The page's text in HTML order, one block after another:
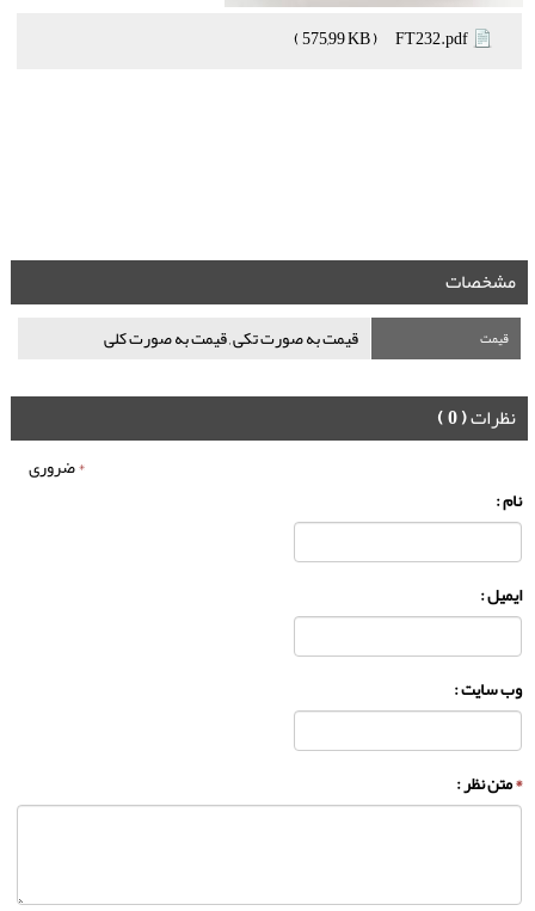
FT232.pdf
( 575,99 KB )
مشخصات
قیمت به صورت تکی , قیمت به صورت کلی قیمت
نظرات( 0 )
*ضروری
نام :
ایمیل :
وب سایت :
*متن نظر :